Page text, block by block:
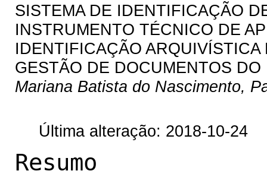
SISTEMA DE IDENTIFICAÇÃO
INSTRUMENTO TÉCNICO DE
IDENTIFICAÇÃO
GESTÃO DE DOCUMENTOS
Mariana Batista do Nascimento,
Última alteração: 2018-10-24
Resumo